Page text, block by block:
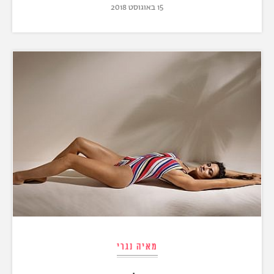
15 באוגוסט 2018
מאיה נגרי